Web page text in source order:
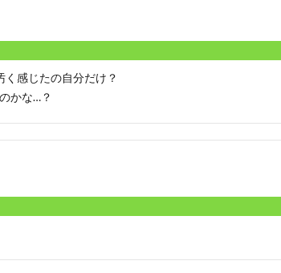
感じたの自分だけ？
かな…？